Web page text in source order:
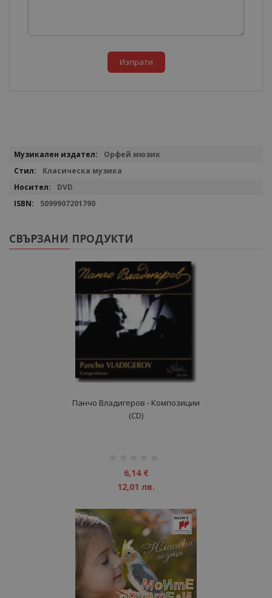
Изпрати
Повече
Орфей мюзик
Класическа музика
DVD
5099907201790
СВЪРЗАНИ ПРОДУКТИ
Панчо Владигеров - Композиции
(CD)
6,14 €
12,01 лв.